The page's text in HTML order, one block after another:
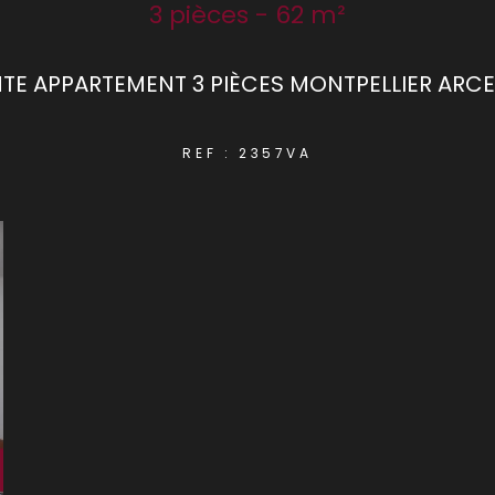
3 pièces - 62 m²
APPARTEMENT 3 PIÈCES MONTPELLIER
REF : 2357VA